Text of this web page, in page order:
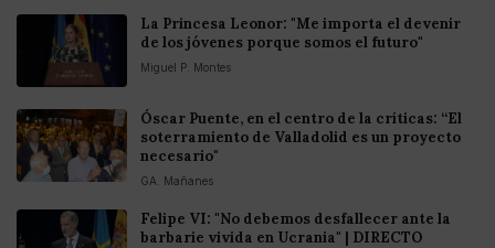
La Princesa Leonor: "Me importa el devenir
de los jóvenes porque somos el futuro"
Miguel P. Montes
Óscar Puente, en el centro de la críticas: “El
soterramiento de Valladolid es un proyecto
necesario"
GA. Mañanes
Felipe VI: "No debemos desfallecer ante la
barbarie vivida en Ucrania" | DIRECTO